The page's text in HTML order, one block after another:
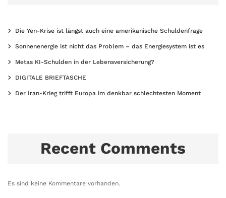
Die Yen-Krise ist längst auch eine amerikanische Schuldenfrage
Sonnenenergie ist nicht das Problem – das Energiesystem ist es
Metas KI-Schulden in der Lebensversicherung?
DIGITALE BRIEFTASCHE
Der Iran-Krieg trifft Europa im denkbar schlechtesten Moment
Recent Comments
Es sind keine Kommentare vorhanden.